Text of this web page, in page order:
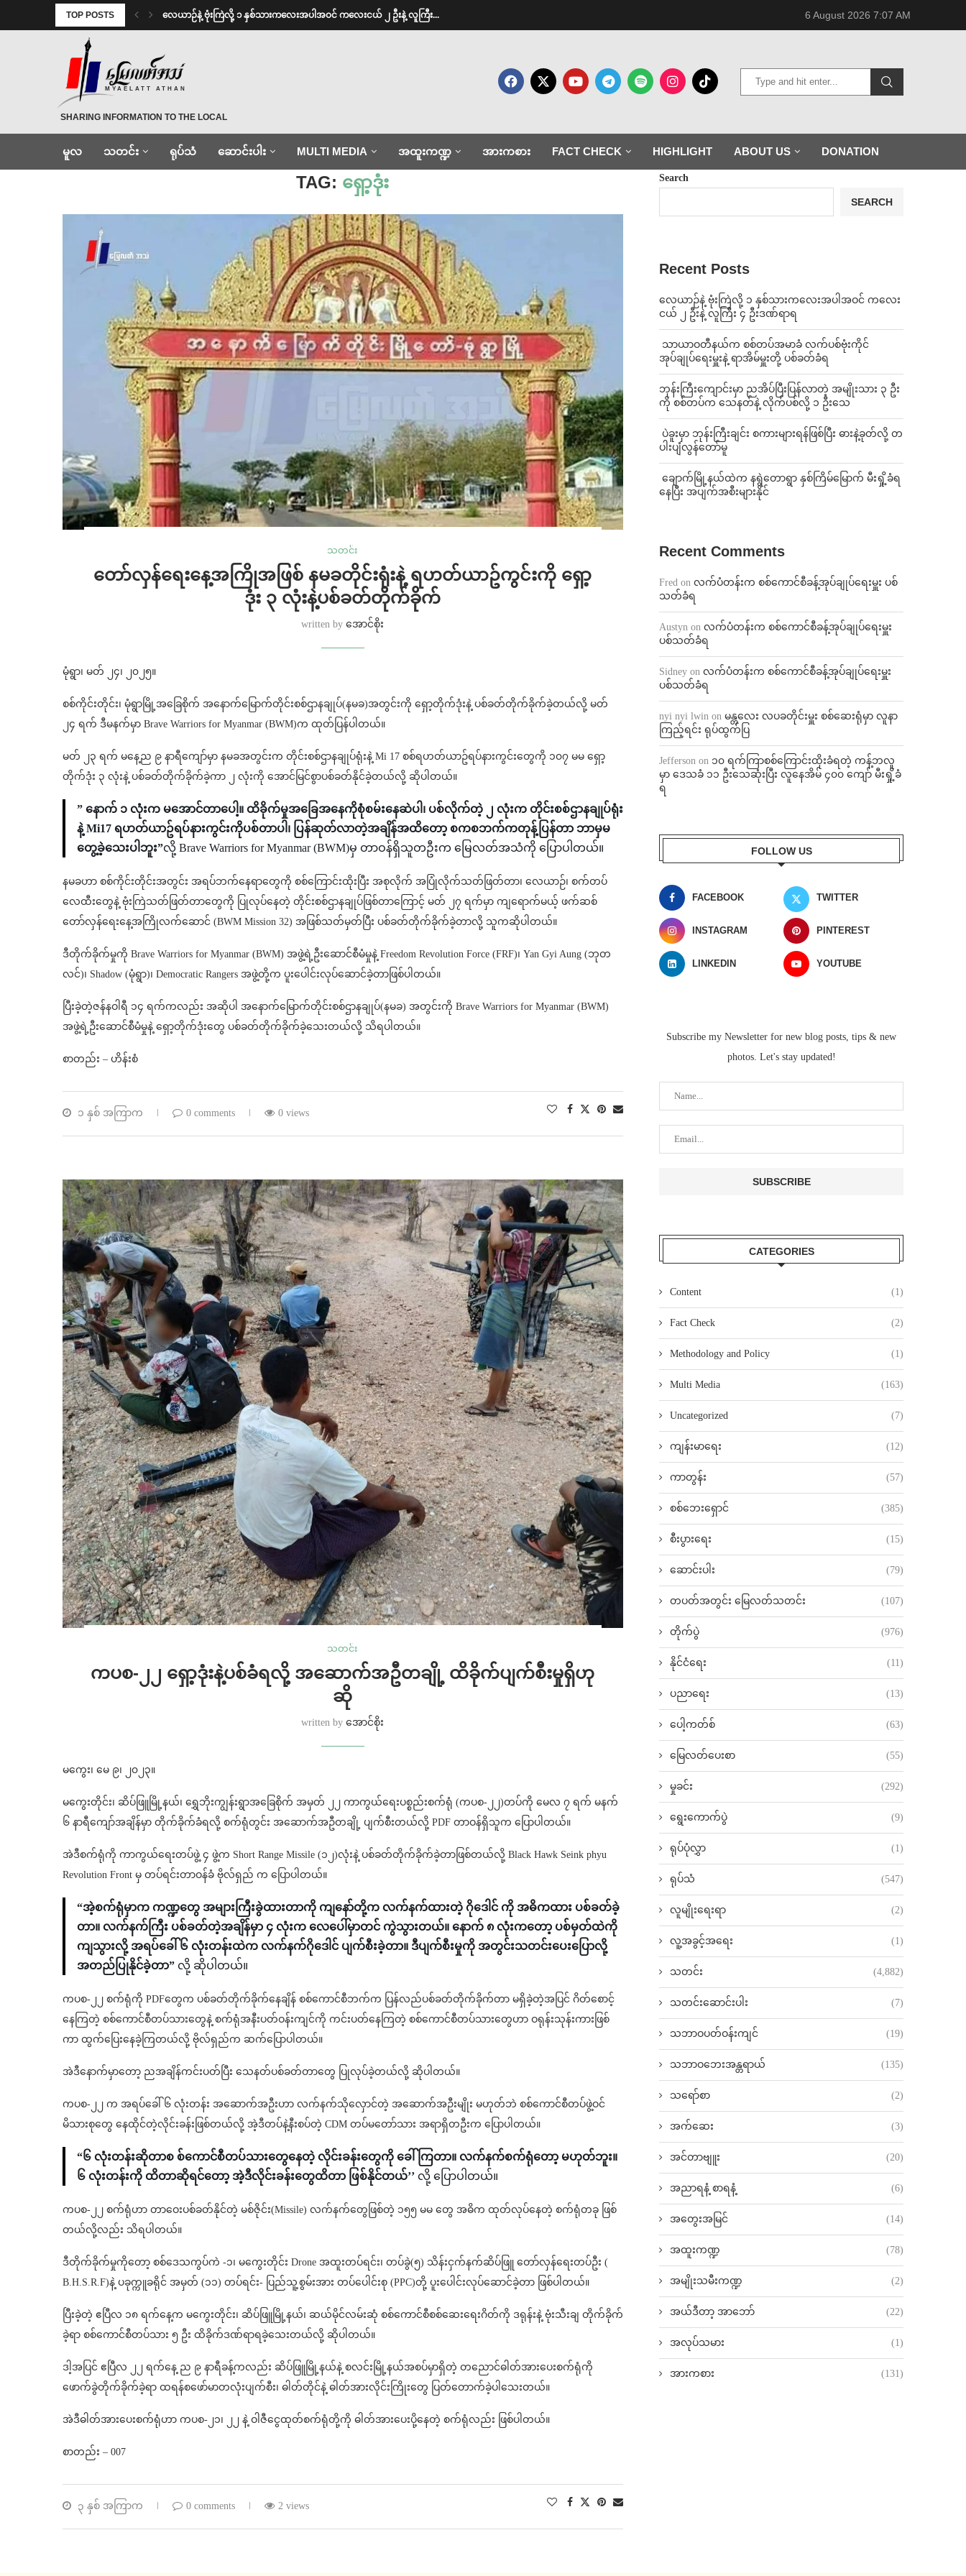
TOP POSTS ⁨လေယာဉ်နဲ့ ဗုံးကြဲလို့ ၁ နှစ်သားကလေးအပါအဝင် ကလေးငယ် ၂ ဦးနဲ့ လူကြီး... 6 August 2026 7:07 AM
MYAELATT ATHAN
SHARING INFORMATION TO THE LOCAL
မူလ သတင်း ရုပ်သံ ဆောင်းပါး MULTI MEDIA အထူးကဏ္ဍ အားကစား FACT CHECK HIGHLIGHT ABOUT US DONATION
Home ရှော့ဒုံး
TAG: ရှော့ဒုံး
သတင်း
တော်လှန်ရေးနေ့အကြိုအဖြစ် နမခတိုင်းရုံးနဲ့ ရဟတ်ယာဥ်ကွင်းကို ရှော့
ဒုံး ၃ လုံးနဲ့ပစ်ခတ်တိုက်ခိုက်
written byအောင်စိုး
မုံရွာ၊ မတ် ၂၄၊ ၂၀၂၅။
စစ်ကိုင်းတိုင်း၊ မုံရွာမြို့အခြေစိုက် အနောက်မြောက်တိုင်းစစ်ဌာနချုပ်(နမခ)အတွင်းကို ရှော့တိုက်ဒုံးနဲ့ ပစ်ခတ်တိုက်ခိုက်ခဲ့တယ်လို့ မတ်
၂၄ ရက် ဒီမနက်မှာ Brave Warriors for Myanmar (BWM)က ထုတ်ပြန်ပါတယ်။
မတ် ၂၃ ရက် မနေ့ည ၉ နာရီကျော်မှာ နမခအတွင်းက တိုင်းစစ်ဌာနချုပ်ရုံးနဲ့ Mi 17 စစ်ရဟတ်ယာဥ်ရပ်နားကွင်းတွေကို ၁၀၇ မမ ရှော့
တိုက်ဒုံး ၃ လုံးနဲ့ ပစ်ခတ်တိုက်ခိုက်ခဲ့ကာ ၂ လုံးကို အောင်မြင်စွာပစ်ခတ်နိုင်ခဲ့တယ်လို့ ဆိုပါတယ်။
” နောက် ၁ လုံးက မအောင်တာပေါ့။ ထိခိုက်မှုအခြေအနေကိုစုံစမ်းနေဆဲပါ၊ ပစ်လိုက်တဲ့ ၂ လုံးက တိုင်းစစ်ဌာနချုပ်ရုံး
နဲ့ Mi17 ရဟတ်ယာဥ်ရပ်နားကွင်းကိုပစ်တာပါ၊ ပြန်ဆုတ်လာတဲ့အချိန်အထိတော့ စကစဘက်ကတုန့်ပြန်တာ ဘာမှမ
တွေ့ခဲ့သေးပါဘူး”လို့ Brave Warriors for Myanmar (BWM)မှ တာဝန်ရှိသူတဦးက မြေလတ်အသံကို ပြောပါတယ်။
နမခဟာ စစ်ကိုင်းတိုင်းအတွင်း အရပ်ဘက်နေရာတွေကို စစ်ကြောင်းထိုးပြီး အစုလိုက် အပြုံလိုက်သတ်ဖြတ်တာ၊ လေယာဉ်၊ စက်တပ်
လေထီးတွေနဲ့ ဗုံးကြဲသတ်ဖြတ်တာတွေကို ပြုလုပ်နေတဲ့ တိုင်းစစ်ဌာနချုပ်ဖြစ်တာကြောင့် မတ် ၂၇ ရက်မှာ ကျရောက်မယ့် ဖက်ဆစ်
တော်လှန်ရေးနေ့အကြိုလက်ဆောင် (BWM Mission 32) အဖြစ်သတ်မှတ်ပြီး ပစ်ခတ်တိုက်ခိုက်ခဲ့တာလို့ သူကဆိုပါတယ်။
ဒီတိုက်ခိုက်မှုကို Brave Warriors for Myanmar (BWM) အဖွဲ့ရဲ့ဦးဆောင်စီမံမှုနဲ့ Freedom Revolution Force (FRF)၊ Yan Gyi Aung (ဘုတ
လင်)၊ Shadow (မုံရွာ)၊ Democratic Rangers အဖွဲ့တို့က ပူးပေါင်းလုပ်ဆောင်ခဲ့တာဖြစ်ပါတယ်။
ပြီးခဲ့တဲ့ဇန်နဝါရီ ၁၄ ရက်ကလည်း အဆိုပါ အနောက်မြောက်တိုင်းစစ်ဌာနချုပ်(နမခ) အတွင်းကို Brave Warriors for Myanmar (BWM)
အဖွဲ့ရဲ့ဦးဆောင်စီမံမှုနဲ့ ရှော့တိုက်ဒုံးတွေ ပစ်ခတ်တိုက်ခိုက်ခဲ့သေးတယ်လို့ သိရပါတယ်။
စာတည်း – ဟိန်းစံ
၁ နှစ် အကြာက 0 comments 0 views
သတင်း
ကပစ-၂၂ ရှော့ဒုံးနဲ့ပစ်ခံရလို့ အဆောက်အဦတချို့ ထိခိုက်ပျက်စီးမှုရှိဟု
ဆို
written byအောင်စိုး
မကွေး၊ မေ ၉၊ ၂၀၂၃။
မကွေးတိုင်း၊ ဆိပ်ဖြူမြို့နယ်၊ ရွှေဘိုးကျွန်းရွာအခြေစိုက် အမှတ် ၂၂ ကာကွယ်ရေးပစ္စည်းစက်ရုံ (ကပစ-၂၂)တပ်ကို မေလ ၇ ရက် မနက်
၆ နာရီကျော်အချိန်မှာ တိုက်ခိုက်ခံရလို့ စက်ရုံတွင်း အဆောက်အဦတချို့ ပျက်စီးတယ်လို့ PDF တာဝန်ရှိသူက ပြောပါတယ်။
အဲဒီစက်ရုံကို ကာကွယ်ရေးတပ်ဖွဲ့ ၄ ဖွဲ့က Short Range Missile (၁၂)လုံးနဲ့ ပစ်ခတ်တိုက်ခိုက်ခဲ့တာဖြစ်တယ်လို့ Black Hawk Seink phyu
Revolution Front မှ တပ်ရင်းတာဝန်ခံ ဗိုလ်ရှည် က ပြောပါတယ်။
“အဲ့စက်ရုံမှာက ကဏ္ဍတွေ အများကြီးခွဲထားတာကို ကျနော်တို့က လက်နက်ထားတဲ့ ဂိုဒေါင် ကို အဓိကထား ပစ်ခတ်ခဲ့
တာ။ လက်နက်ကြီး ပစ်ခတ်တဲ့အချိန်မှာ ၄ လုံးက လေပေါ်မှာတင် ကွဲသွားတယ်။ နောက် ၈ လုံးကတော့ ပစ်မှတ်ထဲကို
ကျသွားလို့ အရပ်ခေါ် ၆ လုံးတန်းထဲက လက်နက်ဂိုဒေါင် ပျက်စီးခဲ့တာ။ ဒီပျက်စီးမှုကို အတွင်းသတင်းပေးပြောလို့
အတည်ပြုနိုင်ခဲ့တာ” လို့ ဆိုပါတယ်။
ကပစ-၂၂ စက်ရုံကို PDFတွေက ပစ်ခတ်တိုက်ခိုက်နေချိန် စစ်ကောင်စီဘက်က ပြန်လည်ပစ်ခတ်တိုက်ခိုက်တာ မရှိခဲ့တဲ့အပြင် ဂိတ်စောင့်
နေကြတဲ့ စစ်ကောင်စီတပ်သားတွေနဲ့ စက်ရုံအနီးပတ်ဝန်းကျင်ကို ကင်းပတ်နေကြတဲ့ စစ်ကောင်စီတပ်သားတွေဟာ ဝရုန်းသုန်းကားဖြစ်
ကာ ထွက်ပြေးနေခဲ့ကြတယ်လို့ ဗိုလ်ရှည်က ဆက်ပြောပါတယ်။
အဲဒီနောက်မှာတော့ ညအချိန်ကင်းပတ်ပြီး သေနတ်ပစ်ခတ်တာတွေ ပြုလုပ်ခဲ့တယ်လို့ ဆိုပါတယ်။
ကပစ-၂၂ က အရပ်ခေါ် ၆ လုံးတန်း အဆောက်အဦးဟာ လက်နက်သိုလှောင်တဲ့ အဆောက်အဦးမျိုး မဟုတ်ဘဲ စစ်ကောင်စီတပ်ဖွဲ့ဝင်
မိသားစုတွေ နေထိုင်တဲ့လိုင်းခန်းဖြစ်တယ်လို့ အဲ့ဒီတပ်နဲ့နီးစပ်တဲ့ CDM တပ်မတော်သား အရာရှိတဦးက ပြောပါတယ်။
“၆ လုံးတန်းဆိုတာစ စ်ကောင်စီတပ်သားတွေနေတဲ့ လိုင်းခန်းတွေကို ခေါ်ကြတာ။ လက်နက်စက်ရုံတော့ မဟုတ်ဘူး။
၆ လုံးတန်းကို ထိတာဆိုရင်တော့ အဲ့ဒီလိုင်းခန်းတွေထိတာ ဖြစ်နိုင်တယ်’’ လို့ ပြောပါတယ်။
ကပစ-၂၂ စက်ရုံဟာ တာဝေးပစ်ခတ်နိုင်တဲ့ မစ်ဇိုင်း(Missile) လက်နက်တွေဖြစ်တဲ့ ၁၅၅ မမ တွေ အဓိက ထုတ်လုပ်နေတဲ့ စက်ရုံတခု ဖြစ်
တယ်လို့လည်း သိရပါတယ်။
ဒီတိုက်ခိုက်မှုကိုတော့ စစ်ဒေသကွပ်ကဲ -၁၊ မကွေးတိုင်း Drone အထူးတပ်ရင်း၊ တပ်ခွဲ(၅) သိန်းငှက်နက်ဆိပ်ဖြူ တော်လှန်ရေးတပ်ဦး (
B.H.S.R.F)နဲ့ ပခုက္ကူခရိုင် အမှတ် (၁၁) တပ်ရင်း- ပြည်သူ့စွမ်းအား တပ်ပေါင်းစု (PPC)တို့ ပူးပေါင်းလုပ်ဆောင်ခဲ့တာ ဖြစ်ပါတယ်။
ပြီးခဲ့တဲ့ ဧပြီလ ၁၈ ရက်နေ့က မကွေးတိုင်း၊ ဆိပ်ဖြူမြို့နယ်၊ ဆယ်မိုင်လမ်းဆုံ စစ်ကောင်စီစစ်ဆေးရေးဂိတ်ကို ဒရုန်းနဲ့ ဗုံးသီးချ တိုက်ခိုက်
ခဲ့ရာ စစ်ကောင်စီတပ်သား ၅ ဦး ထိခိုက်ဒဏ်ရာရခဲ့သေးတယ်လို့ ဆိုပါတယ်။
ဒါ့အပြင် ဧပြီလ ၂၂ ရက်နေ့ ည ၉ နာရီခန့်ကလည်း ဆိပ်ဖြူမြို့နယ်နဲ့ စလင်းမြို့နယ်အစပ်မှာရှိတဲ့ တညောင်ဓါတ်အားပေးစက်ရုံကို
ဖောက်ခွဲတိုက်ခိုက်ခဲ့ရာ ထရန်စဖော်မာတလုံးပျက်စီး၊ ဓါတ်တိုင်နဲ့ ဓါတ်အားလိုင်းကြိုးတွေ ပြတ်တောက်ခဲ့ပါသေးတယ်။
အဲဒီဓါတ်အားပေးစက်ရုံဟာ ကပစ-၂၁၊ ၂၂ နဲ့ ဝါဇီငွေထုတ်စက်ရုံတို့ကို ဓါတ်အားပေးပို့နေတဲ့ စက်ရုံလည်း ဖြစ်ပါတယ်။
စာတည်း – 007
၃ နှစ် အကြာက 0 comments 2 views
Search
SEARCH
Recent Posts
⁨လေယာဉ်နဲ့ ဗုံးကြဲလို့ ၁ နှစ်သားကလေးအပါအဝင် ကလေး
ငယ် ၂ ဦးနဲ့ လူကြီး ၄ ဦးဒဏ်ရာရ
⁩ ⁨သာယာဝတီနယ်က စစ်တပ်အမာခံ လက်ပစ်ဗုံးကိုင်
အုပ်ချုပ်ရေးမှူးနဲ့ ရာအိမ်မှူးတို့ ပစ်ခတ်ခံရ
ဘုန်းကြီးကျောင်းမှာ ညအိပ်ပြီးပြန်လာတဲ့ အမျိုးသား ၃ ဦး
ကို စစ်တပ်က သေနတ်နဲ့ လိုက်ပစ်လို့ ၁ ဦးသေ
⁩ ⁨ပဲခူးမှာ ဘုန်းကြီးချင်း စကားများရန်ဖြစ်ပြီး ဓားနဲ့ခုတ်လို့ တ
ပါးပျံလွန်တော်မူ
⁩ ⁨ချောက်မြို့နယ်ထဲက နရွဲတောရွာ နှစ်ကြိမ်မြောက် မီးရှို့ခံရ
နေပြီး အပျက်အစီးများနိုင်
Recent Comments
Fred on လက်ပံတန်းက စစ်ကောင်စီခန့်အုပ်ချုပ်ရေးမှူး ပစ်
သတ်ခံရ
Austyn on လက်ပံတန်းက စစ်ကောင်စီခန့်အုပ်ချုပ်ရေးမှူး
ပစ်သတ်ခံရ
Sidney on လက်ပံတန်းက စစ်ကောင်စီခန့်အုပ်ချုပ်ရေးမှူး
ပစ်သတ်ခံရ
nyi nyi lwin on မန္တလေး လပခတိုင်းမှူး စစ်ဆေးရုံမှာ လူနာ
ကြည့်ရင်း ရုပ်ထွက်ပြ
Jefferson on ၁၀ ရက်ကြာစစ်ကြောင်းထိုးခံရတဲ့ ကန့်ဘလူ
မှာ ဒေသခံ ၁၁ ဦးသေဆုံးပြီး လူနေအိမ် ၄၀၀ ကျော် မီးရှို့ခံ
ရ
FOLLOW US
FACEBOOK TWITTER
INSTAGRAM PINTEREST
LINKEDIN YOUTUBE
Subscribe my Newsletter for new blog posts, tips & new
photos. Let's stay updated!
CATEGORIES
Content (1)
Fact Check (2)
Methodology and Policy (1)
Multi Media (163)
Uncategorized (7)
ကျန်းမာရေး (12)
ကာတွန်း (57)
စစ်ဘေးရှောင် (385)
စီးပွားရေး (15)
ဆောင်းပါး (79)
တပတ်အတွင်း မြေလတ်သတင်း (107)
တိုက်ပွဲ (976)
နိုင်ငံရေး (11)
ပညာရေး (13)
ပေါ့ကတ်စ် (63)
မြေလတ်ပေးစာ (55)
မှုခင်း (292)
ရွေးကောက်ပွဲ (9)
ရုပ်ပုံလွှာ (1)
ရုပ်သံ (547)
လူမျိုးရေးရာ (2)
လူ့အခွင့်အရေး (1)
သတင်း (4,882)
သတင်းဆောင်းပါး (7)
သဘာဝပတ်ဝန်းကျင် (19)
သဘာဝဘေးအန္တရာယ် (135)
သရော်စာ (2)
အက်ဆေး (3)
အင်တာဗျူး (20)
အညာရနံ့ စာရနံ့ (6)
အတွေးအမြင် (14)
အထူးကဏ္ဍ (78)
အမျိုးသမီးကဏ္ဍ (2)
အယ်ဒီတာ့ အာဘော် (22)
အလုပ်သမား (1)
အားကစား (131)